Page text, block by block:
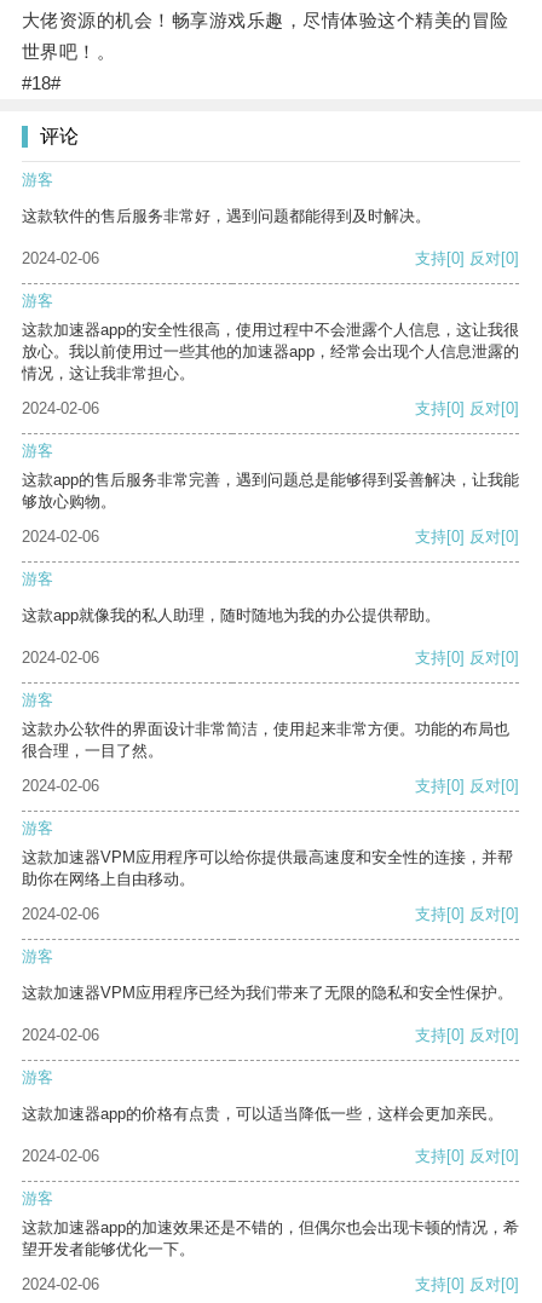
大佬资源的机会！畅享游戏乐趣，尽情体验这个精美的冒险
世界吧！。
#18#
评论
游客
这款软件的售后服务非常好，遇到问题都能得到及时解决。
2024-02-06 支持[0] 反对[0]
游客
这款加速器app的安全性很高，使用过程中不会泄露个人信息，这让我很
放心。我以前使用过一些其他的加速器app，经常会出现个人信息泄露的
情况，这让我非常担心。
2024-02-06
支持[0] 反对[0]
游客
这款app的售后服务非常完善，遇到问题总是能够得到妥善解决，让我能
够放心购物。
2024-02-06
支持[0] 反对[0]
游客
这款app就像我的私人助理，随时随地为我的办公提供帮助。
2024-02-06 支持[0] 反对[0]
游客
这款办公软件的界面设计非常简洁，使用起来非常方便。功能的布局也
很合理，一目了然。
2024-02-06
支持[0] 反对[0]
游客
这款加速器VPM应用程序可以给你提供最高速度和安全性的连接，并帮
助你在网络上自由移动。
2024-02-06
支持[0] 反对[0]
游客
这款加速器VPM应用程序已经为我们带来了无限的隐私和安全性保护。
2024-02-06 支持[0] 反对[0]
游客
这款加速器app的价格有点贵，可以适当降低一些，这样会更加亲民。
2024-02-06 支持[0] 反对[0]
游客
这款加速器app的加速效果还是不错的，但偶尔也会出现卡顿的情况，希
望开发者能够优化一下。
2024-02-06
支持[0] 反对[0]